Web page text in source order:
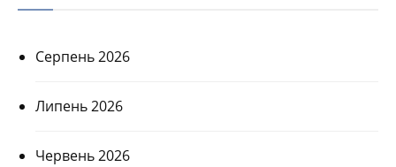
Серпень 2026
Липень 2026
Червень 2026